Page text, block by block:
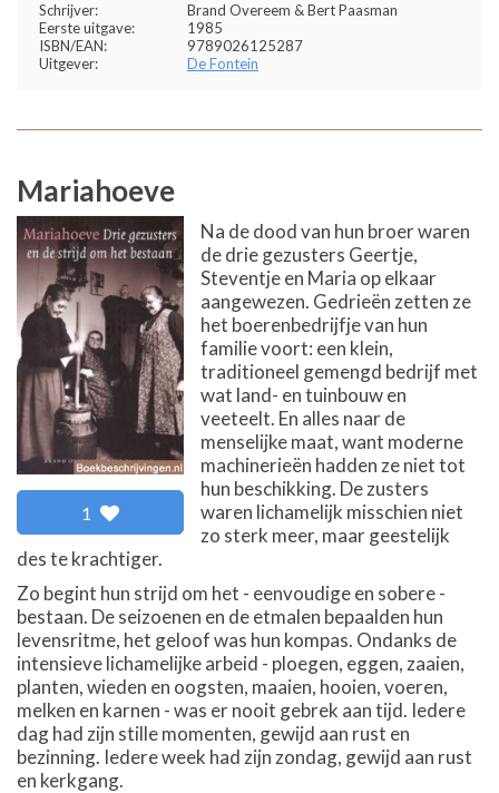
Schrijver:
Brand Overeem & Bert Paasman
Eerste uitgave:
1985
ISBN/EAN:
9789026125287
Uitgever:
De Fontein
Mariahoeve
1
Na de dood van hun broer waren
de drie gezusters Geertje,
Steventje en Maria op elkaar
aangewezen. Gedrieën zetten ze
het boerenbedrijfje van hun
familie voort: een klein,
traditioneel gemengd bedrijf met
wat land- en tuinbouw en
veeteelt. En alles naar de
menselijke maat, want moderne
machinerieën hadden ze niet tot
hun beschikking. De zusters
waren lichamelijk misschien niet
zo sterk meer, maar geestelijk
des te krachtiger.
Zo begint hun strijd om het - eenvoudige en sobere -
bestaan. De seizoenen en de etmalen bepaalden hun
levensritme, het geloof was hun kompas. Ondanks de
intensieve lichamelijke arbeid - ploegen, eggen, zaaien,
planten, wieden en oogsten, maaien, hooien, voeren,
melken en karnen - was er nooit gebrek aan tijd. Iedere
dag had zijn stille momenten, gewijd aan rust en
bezinning. Iedere week had zijn zondag, gewijd aan rust
en kerkgang.